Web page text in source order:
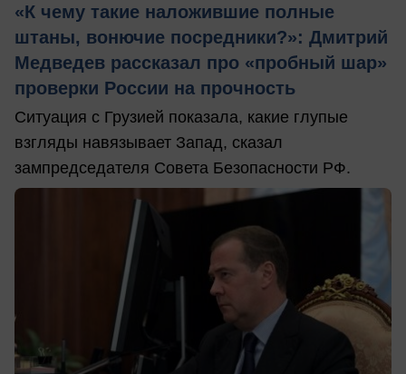
«К чему такие наложившие полные
штаны, вонючие посредники?»: Дмитрий
Медведев рассказал про «пробный шар»
проверки России на прочность
Ситуация с Грузией показала, какие глупые
взгляды навязывает Запад, сказал
зампредседателя Совета Безопасности РФ.